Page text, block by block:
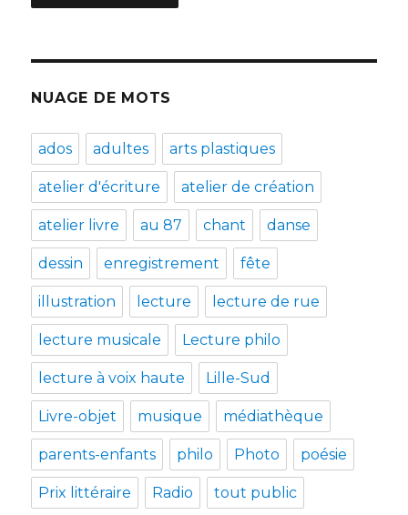
NUAGE DE MOTS
ados adultes arts plastiques
atelier d'écriture atelier de création
atelier livre au 87 chant danse
dessin enregistrement fête
illustration lecture lecture de rue
lecture musicale Lecture philo
lecture à voix haute Lille-Sud
Livre-objet musique médiathèque
parents-enfants philo Photo poésie
Prix littéraire Radio tout public